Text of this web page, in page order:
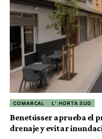
COMARCAL L' HORTA SUD
Benetússer aprueba el
drenaje y evitar